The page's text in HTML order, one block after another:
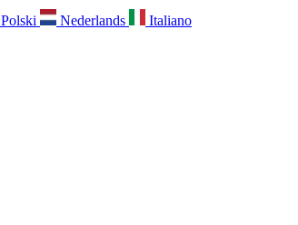
Polski Nederlands
Italiano